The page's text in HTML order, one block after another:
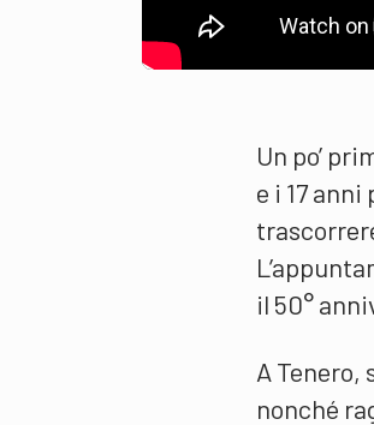
Un po’
e i 17
il 50°
A
nonché